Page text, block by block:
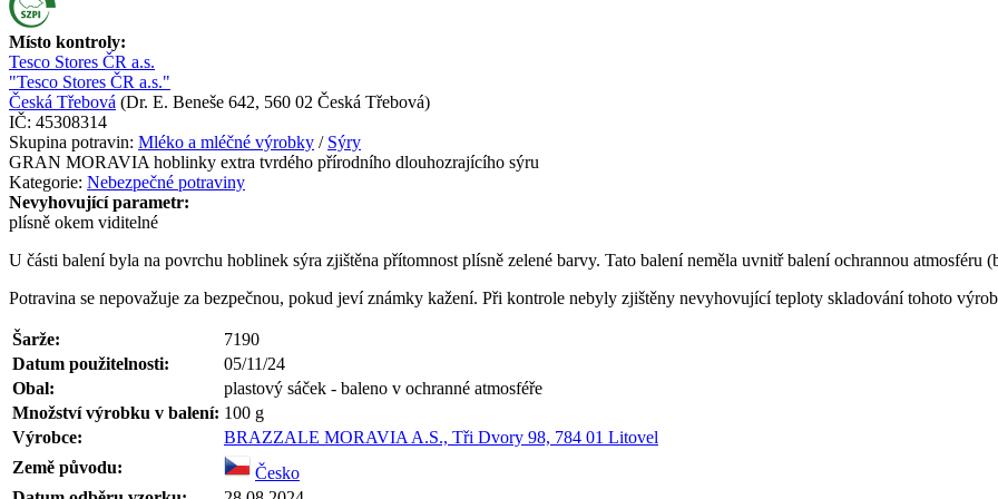
Místo kontroly:
Tesco Stores ČR a.s.
"Tesco Stores ČR a.s."
Česká Třebová (Dr. E. Beneše 642, 560 02 Česká Třebová)
IČ: 45308314
Skupina potravin: Mléko a mléčné výrobky / Sýry
GRAN MORAVIA hoblinky extra tvrdého přírodního dlouhozrajícího sýru
Kategorie: Nebezpečné potraviny
Nevyhovující parametr:
plísně okem viditelné
U části balení byla na povrchu hoblinek sýra zjištěna přítomnost plísně zelené barvy. Tato balení neměla uvnitř balení ochrannou atmosféru
Potravina se nepovažuje za bezpečnou, pokud jeví známky kažení. Při kontrole nebyly zjištěny nevyhovující teploty skladování tohoto
Šarže:
7190
Datum použitelnosti:
05/11/24
Obal:
plastový sáček - baleno v ochranné atmosféře
Množství výrobku v balení: 100 g
Výrobce:
BRAZZALE MORAVIA A.S., Tři Dvory 98, 784 01 Litovel
Země původu:
Česko